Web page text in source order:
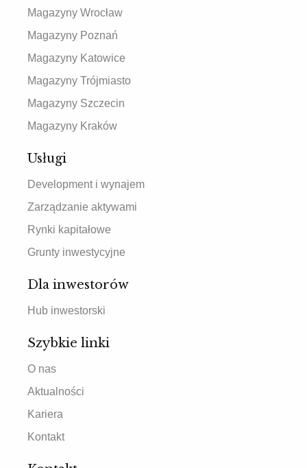
Magazyny Wrocław
Magazyny Poznań
Magazyny Katowice
Magazyny Trójmiasto
Magazyny Szczecin
Magazyny Kraków
Usługi
Development i wynajem
Zarządzanie aktywami
Rynki kapitałowe
Grunty inwestycyjne
Dla inwestorów
Hub inwestorski
Szybkie linki
O nas
Aktualności
Kariera
Kontakt